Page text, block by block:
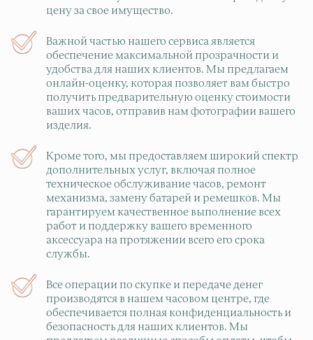
цену за свое имущество.
Важной частью нашего сервиса является
обеспечение максимальной прозрачности и
удобства для наших клиентов. Мы предлагаем
онлайн-оценку, которая позволяет вам быстро
получить предварительную оценку стоимости
ваших часов, отправив нам фотографии вашего
изделия.
Кроме того, мы предоставляем широкий спектр
дополнительных услуг, включая полное
техническое обслуживание часов, ремонт
механизма, замену батарей и ремешков. Мы
гарантируем качественное выполнение всех
работ и поддержку вашего временного
аксессуара на протяжении всего его срока
службы.
Все операции по скупке и передаче денег
производятся в нашем часовом центре, где
обеспечивается полная конфиденциальность и
безопасность для наших клиентов. Мы